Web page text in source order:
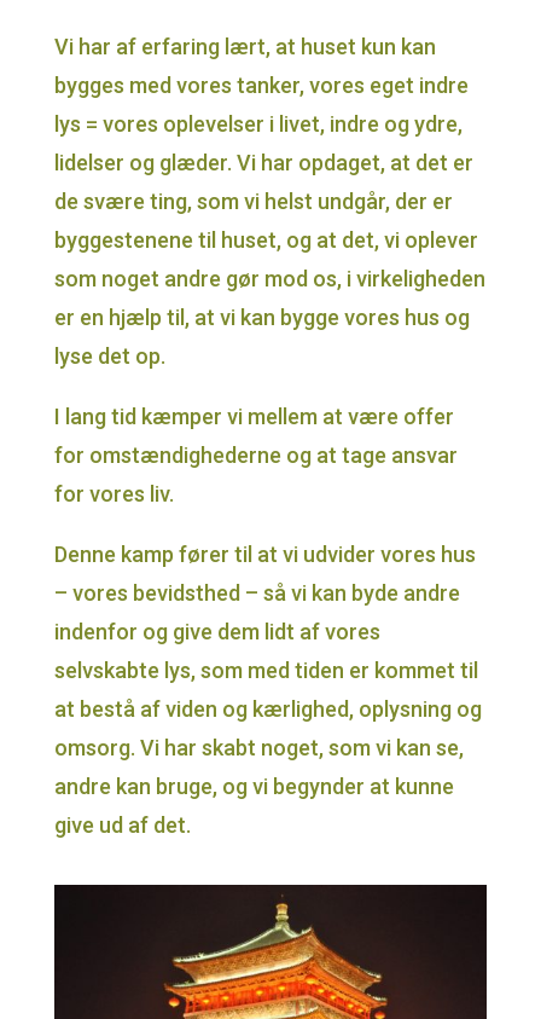
Vi har af erfaring lært, at huset kun kan
bygges med vores tanker, vores eget indre
lys = vores oplevelser i livet, indre og ydre,
lidelser og glæder. Vi har opdaget, at det er
de svære ting, som vi helst undgår, der er
byggestenene til huset, og at det, vi oplever
som noget andre gør mod os, i virkeligheden
er en hjælp til, at vi kan bygge vores hus og
lyse det op.
I lang tid kæmper vi mellem at være offer
for omstændighederne og at tage ansvar
for vores liv.
Denne kamp fører til at vi udvider vores hus
– vores bevidsthed – så vi kan byde andre
indenfor og give dem lidt af vores
selvskabte lys, som med tiden er kommet til
at bestå af viden og kærlighed, oplysning og
omsorg. Vi har skabt noget, som vi kan se,
andre kan bruge, og vi begynder at kunne
give ud af det.